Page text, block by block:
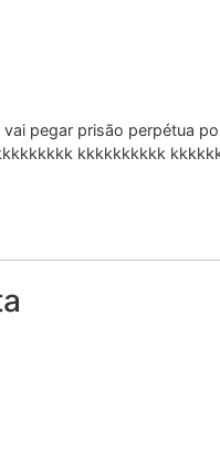
vai pegar prisão perpétua
kkkkkkkkkk